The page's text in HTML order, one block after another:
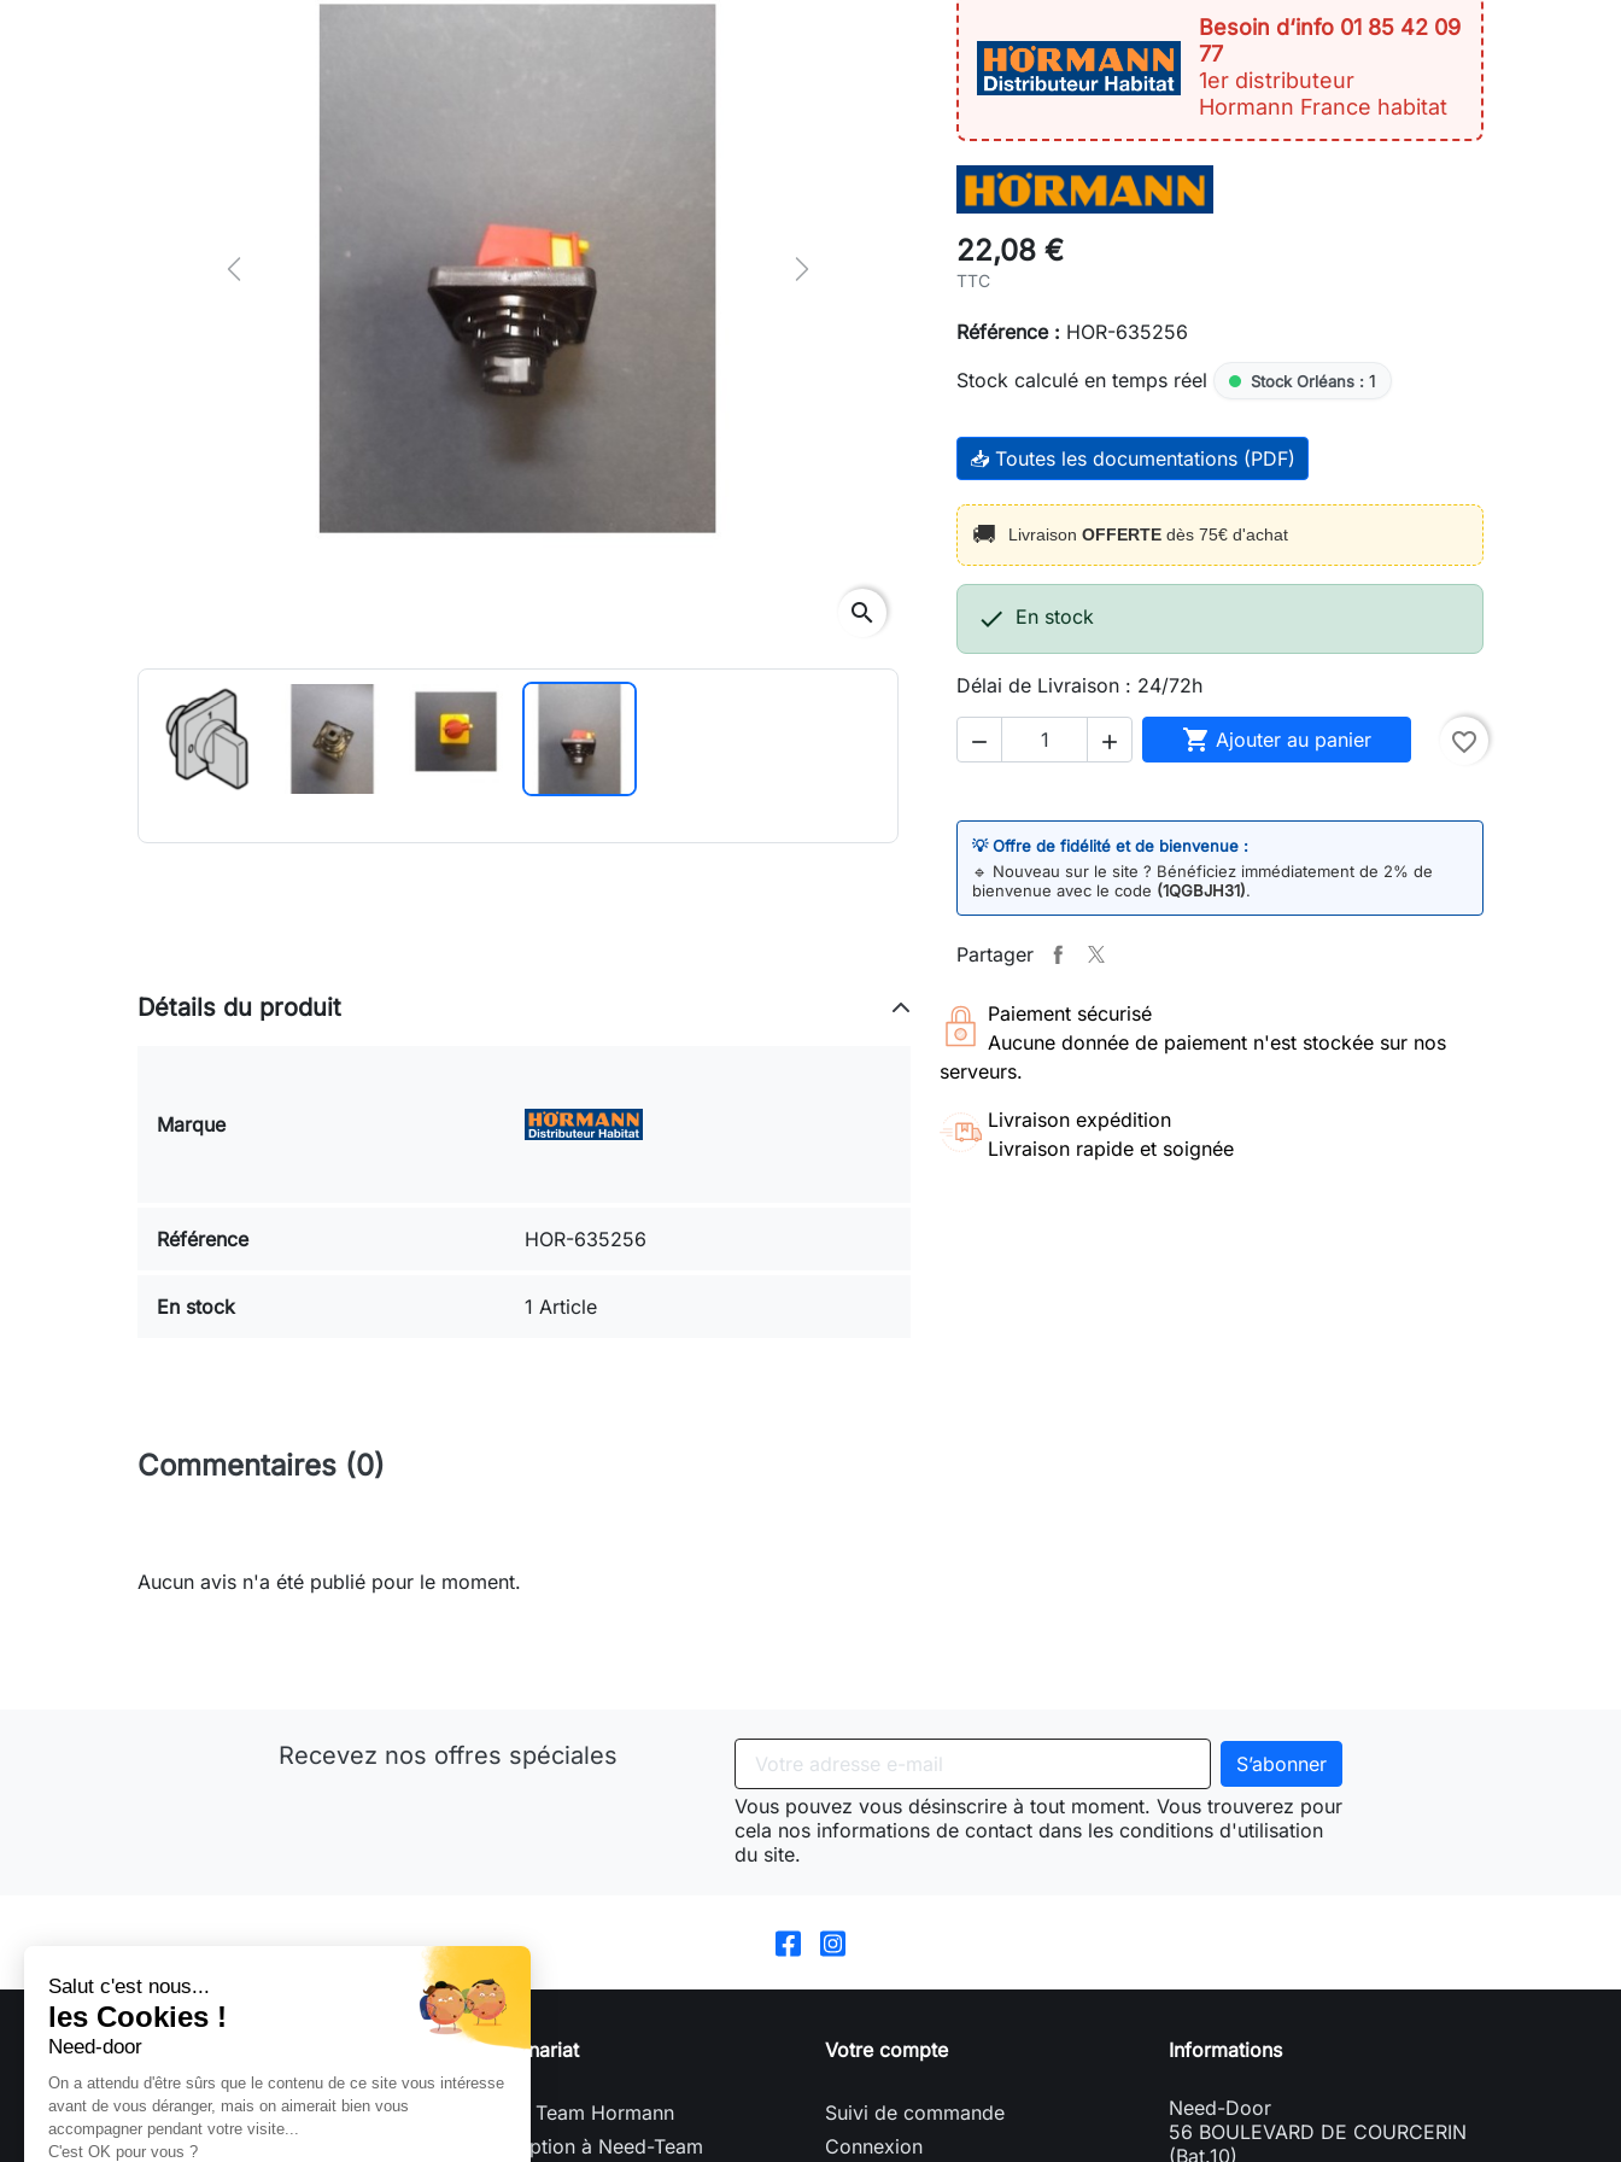
Previous Next
search
Besoin d‘info 01 85 42 09
77
1er distributeur
Hormann France habitat
22,08 €
TTC
Référence : HOR-635256
Stock calculé en temps réel
Stock Orléans : 1
📥 Toutes les documentations (PDF)
🚚 Livraison OFFERTE dès 75€ d'achat
 En stock
Délai de Livraison : 24/72h
   Ajouter au panier favorite_border
💡 Offre de fidélité et de bienvenue :
🔹 Nouveau sur le site ? Bénéficiez immédiatement de 2% de
bienvenue avec le code (1QGBJH31).
Partager
Paiement sécurisé
Aucune donnée de paiement n'est stockée sur nos
serveurs.
Livraison expédition
Livraison rapide et soignée
Détails du produit
Marque
Référence HOR-635256
En stock 1 Article
Commentaires (0)
Aucun avis n'a été publié pour le moment.
Recevez nos offres spéciales
Vous pouvez vous désinscrire à tout moment. Vous trouverez pour
cela nos informations de contact dans les conditions d'utilisation
du site.
Notre société
Livraison Need-Door Bernier-
France
Partenariat
Need Team Hormann
Inscription à Need-Team
Votre compte
Suivi de commande
Connexion
Informations
Need-Door
56 BOULEVARD DE COURCERIN
(Bat.10)